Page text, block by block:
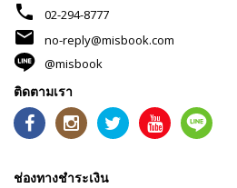
phone 02-294-8777
mail
no-reply@misbook.com
@misbook
ติดตามเรา
ช่องทางชำระเงิน